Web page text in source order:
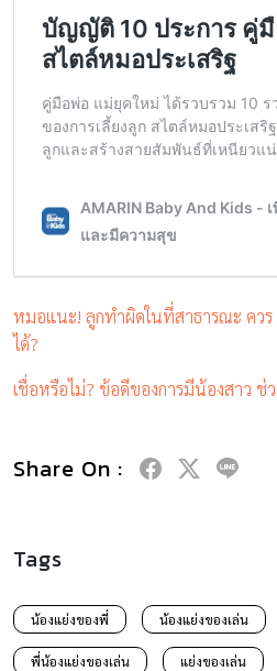
หมอแนะ! ลูกทำผิดในที่สาธารณะ ค
ได้?
เชื่อหรือไม่? ข้อดีของการมีน้องสาว
Share On :
Tags
น้องแย่งของพี่ น้องแย่งของเล่น
พี่น้องแย่งของเล่น แย่งของเล่น